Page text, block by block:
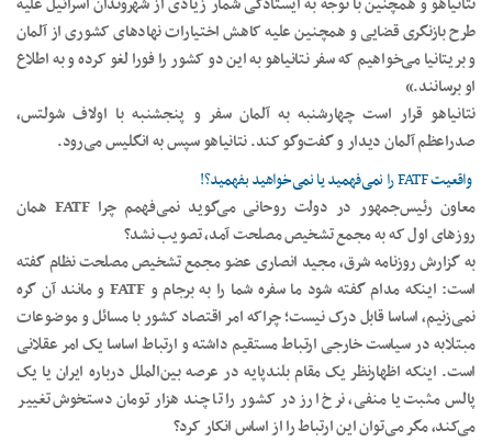
طرح بازنگری قضایی و همچنین علیه کاهش اختیارات نهادهای کشوری از آلمان
و بریتانیا می‌خواهیم که سفر نتانیاهو به این دو کشور را فورا لغو کرده و به اطلاع
او برسانند.»
نتانیاهو قرار است چهارشنبه به آلمان سفر و پنجشنبه با اولاف شولتس،
صدراعظم آلمان دیدار و گفت‌وگو کند. نتانیاهو سپس به انگلیس می‌رود.
واقعیت FATF را نمی‌فهمید یا نمی‌خواهید بفهمید؟!
معاون رئیس‌جمهور در دولت روحانی می‌گوید نمی‌فهمم چرا FATF همان
روزهای اول که به مجمع تشخیص مصلحت آمد، تصویب نشد؟
به گزارش روزنامه شرق، مجید انصاری عضو مجمع تشخیص مصلحت نظام گفته
است: اینکه مدام گفته شود ما سفره شما را به برجام و FATF و مانند آن گره
نمی‌زنیم، اساسا قابل درک نیست؛ چرا‌که امر اقتصاد کشور با مسائل و موضوعات
مبتلابه در سیاست خارجی ارتباط مستقیم داشته و ارتباط‌ اساسا یک امر عقلانی
است. اینکه اظهار‌نظر یک مقام بلندپایه در عرصه بین‌الملل درباره ایران یا یک
پالس مثبت یا منفی، نرخ ارز در کشور را تا چند هزار تومان دستخوش تغییر
می‌کند، مگر می‌توان این ارتباط را از اساس انکار کرد؟